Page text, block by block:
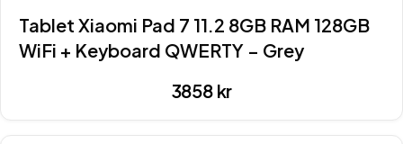
Tablet Xiaomi Pad 7 11.2 8GB RAM 128GB
WiFi + Keyboard QWERTY – Grey
3858 kr